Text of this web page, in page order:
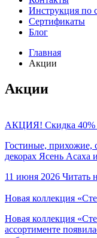
Инструкция по
Сертификаты
Блог
Главная
Акции
Акции
АКЦИЯ! Скидка 40%
Гостиные, прихожие,
декорах Ясень
11 июня 2026 Читать
Новая коллекция
Новая коллекция
ассортименте